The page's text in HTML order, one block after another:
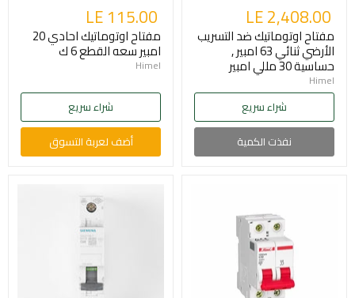
LE 2,408.00
مفتاح اوتوماتيك ضد التسريب
الأرضي ثنائي 63 امبير ,
حساسية 30 مللي امبير
Himel
شراء سريع
نفذت الكمية
LE 115.00
مفتاح اوتوماتيك احادي 20
امبير سعه القطع 6 ك
Himel
شراء سريع
أضف لعربة التسوق